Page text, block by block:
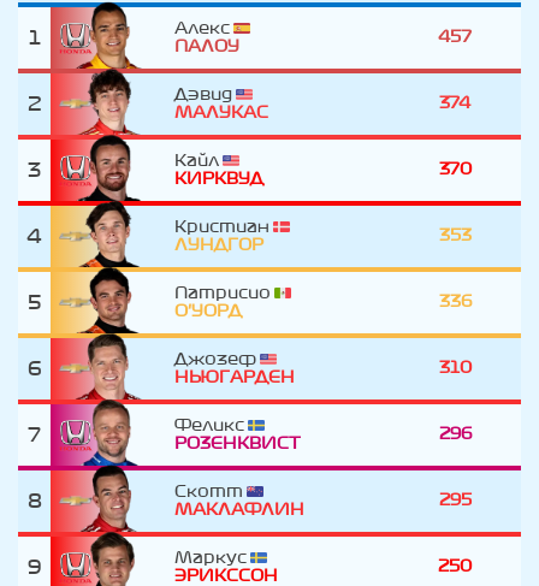
1
Алекс
ПАЛОУ
457
2
Дэвид
МАЛУКАС
374
3
Кайл
КИРКВУД
370
4
Кристиан
ЛУНДГОР
353
5
Патрисио
О'УОРД
336
6
Джозеф
НЬЮГАРДЕН
310
7
Феликс
РОЗЕНКВИСТ
296
8
Скотт
МАКЛАФЛИН
295
9
Маркус
ЭРИКССОН
250